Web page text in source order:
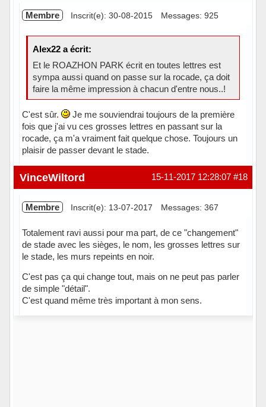
Membre Inscrit(e): 30-08-2015 Messages: 925
Alex22 a écrit:
Et le ROAZHON PARK écrit en toutes lettres est
sympa aussi quand on passe sur la rocade, ça doit
faire la même impression à chacun d'entre nous..!
C'est sûr.
Je me souviendrai toujours de la première
fois que j'ai vu ces grosses lettres en passant sur la
rocade, ça m'a vraiment fait quelque chose. Toujours un
plaisir de passer devant le stade.
Hors ligne #18
15-11-2017 12:28:07
VinceWiltord
Membre Inscrit(e): 13-07-2017 Messages: 367
Totalement ravi aussi pour ma part, de ce "changement"
de stade avec les sièges, le nom, les grosses lettres sur
le stade, les murs repeints en noir.
C'est pas ça qui change tout, mais on ne peut pas parler
de simple "détail".
C'est quand même très important à mon sens.